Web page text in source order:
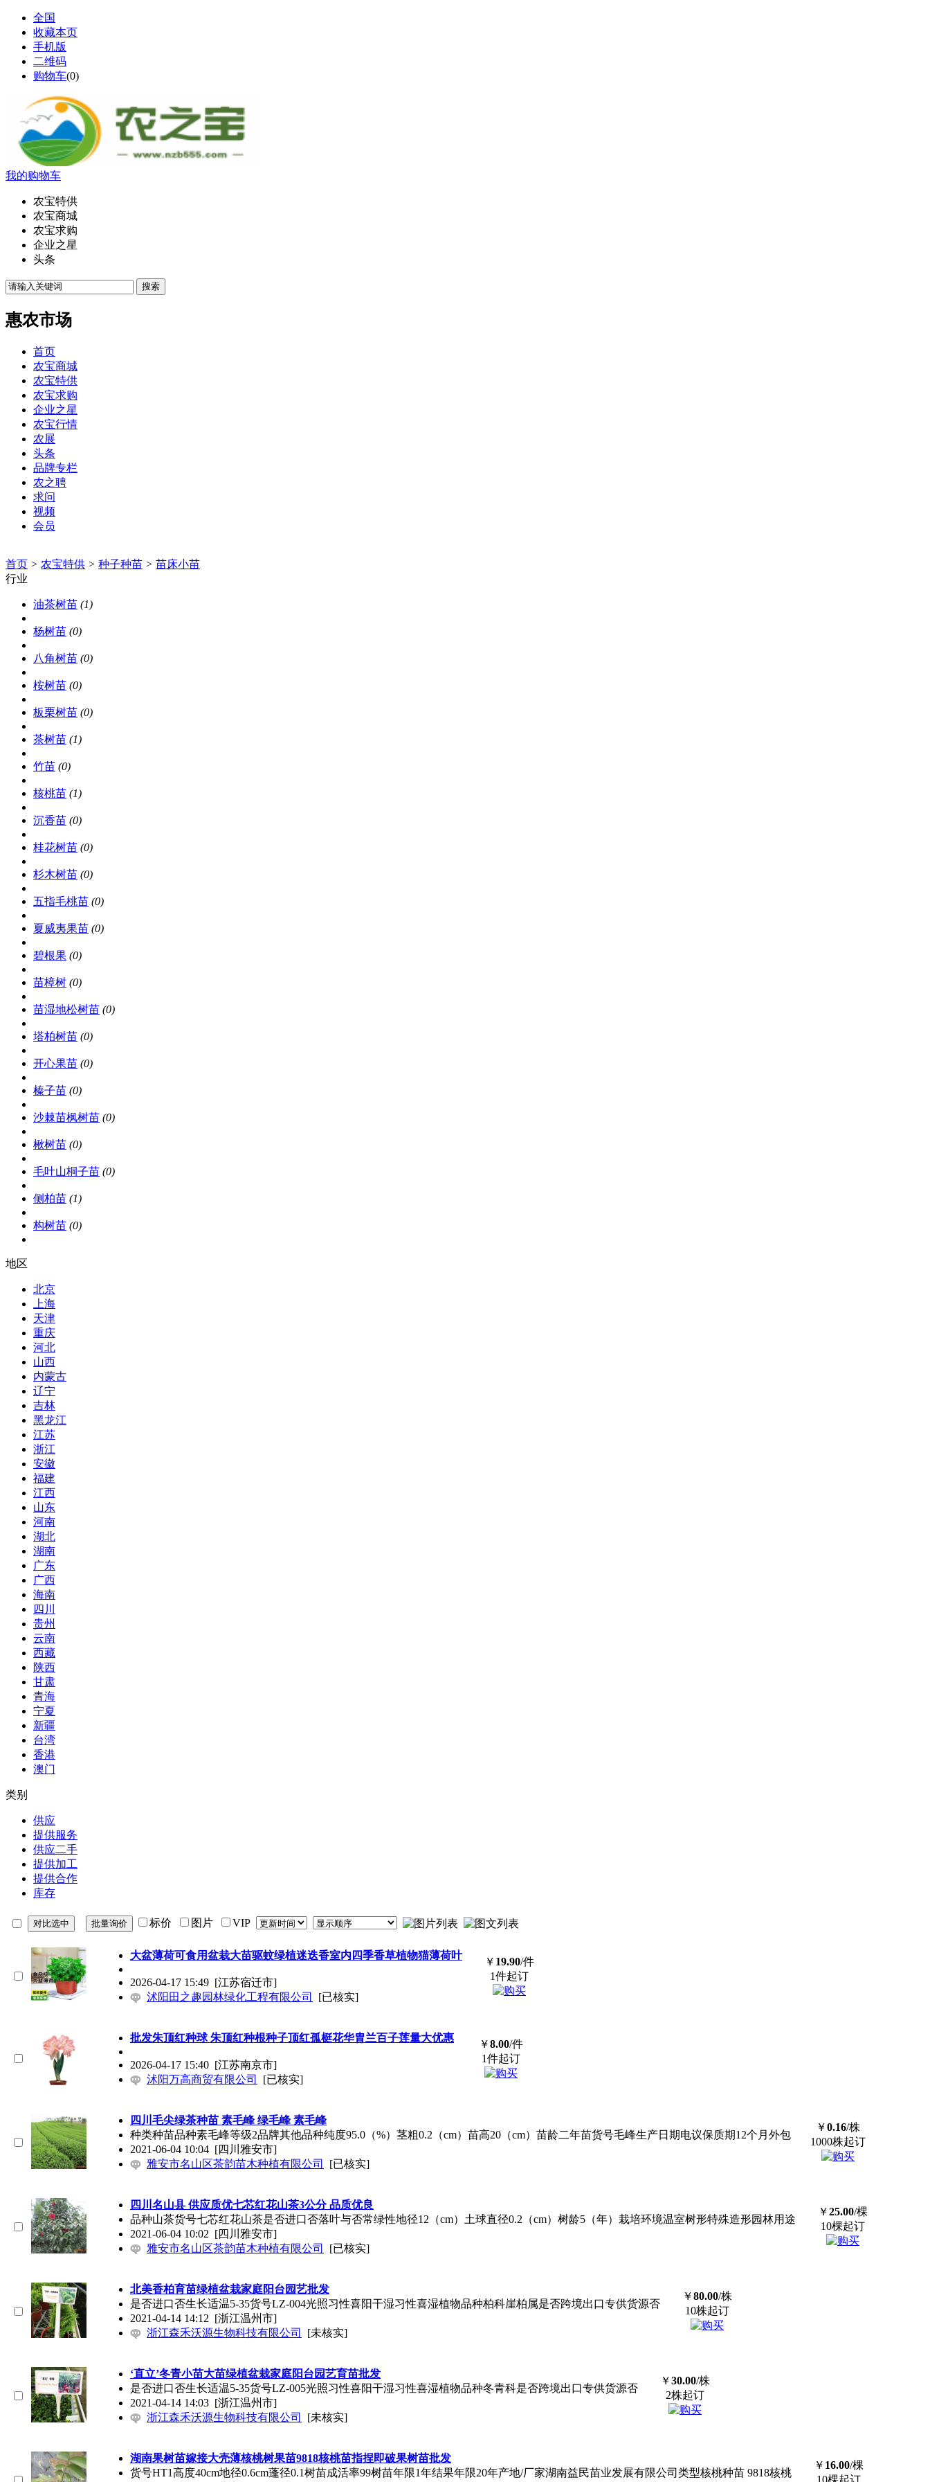
全国
收藏本页
手机版
二维码
购物车(0)
我的购物车
农宝特供
农宝商城
农宝求购
企业之星
头条
惠农市场
首页
农宝商城
农宝特供
农宝求购
企业之星
农宝行情
农展
头条
品牌专栏
农之聘
求问
视频
会员
首页 > 农宝特供 > 种子种苗 > 苗床小苗
行业
油茶树苗 (1)
杨树苗 (0)
八角树苗 (0)
桉树苗 (0)
板栗树苗 (0)
茶树苗 (1)
竹苗 (0)
核桃苗 (1)
沉香苗 (0)
桂花树苗 (0)
杉木树苗 (0)
五指毛桃苗 (0)
夏威夷果苗 (0)
碧根果 (0)
苗樟树 (0)
苗湿地松树苗 (0)
塔柏树苗 (0)
开心果苗 (0)
榛子苗 (0)
沙棘苗枫树苗 (0)
楸树苗 (0)
毛叶山桐子苗 (0)
侧柏苗 (1)
构树苗 (0)
地区
北京
上海
天津
重庆
河北
山西
内蒙古
辽宁
吉林
黑龙江
江苏
浙江
安徽
福建
江西
山东
河南
湖北
湖南
广东
广西
海南
四川
贵州
云南
西藏
陕西
甘肃
青海
宁夏
新疆
台湾
香港
澳门
类别
供应
提供服务
供应二手
提供加工
提供合作
库存
标价 图片 VIP
大盆薄荷可食用盆栽大苗驱蚊绿植迷迭香室内四季香草植物猫薄荷叶
2026-04-17 15:49 [江苏宿迁市]
沭阳田之趣园林绿化工程有限公司
[已核实]
￥ 19.90/件
1件起订
批发朱顶红种球 朱顶红种根种子顶红孤梃花华胄兰百子莲量大优惠
2026-04-17 15:40 [江苏南京市]
沭阳万高商贸有限公司
[已核实]
￥8.00/件
1件起订
四川毛尖绿茶种苗 素毛峰 绿毛峰 素毛峰
种类种苗品种素毛峰等级2品牌其他品种纯度95.0（%）茎粗0.2（cm）苗高20（cm）苗龄二年苗货号毛峰生产日期电议保质期12个月外包
2021-06-04 10:04 [四川雅安市]
雅安市名山区茶韵苗木种植有限公司
[已核实]
￥0.16/株
1000株起订
四川名山县 供应质优七芯红花山茶3公分 品质优良
品种山茶货号七芯红花山茶是否进口否落叶与否常绿性地径12（cm）土球直径0.2（cm）树龄5（年）栽培环境温室树形特殊造形园林用途
2021-06-04 10:02 [四川雅安市]
雅安市名山区茶韵苗木种植有限公司
[已核实]
￥25.00/棵
10棵起订
北美香柏育苗绿植盆栽家庭阳台园艺批发
是否进口否生长适温5-35货号LZ-004光照习性喜阳干湿习性喜湿植物品种柏科崖柏属是否跨境出口专供货源否
2021-04-14 14:12 [浙江温州市]
浙江森禾沃源生物科技有限公司
[未核实]
￥80.00/株
10株起订
‘直立’冬青小苗大苗绿植盆栽家庭阳台园艺育苗批发
是否进口否生长适温5-35货号LZ-005光照习性喜阳干湿习性喜湿植物品种冬青科是否跨境出口专供货源否
2021-04-14 14:03 [浙江温州市]
浙江森禾沃源生物科技有限公司
[未核实]
￥30.00/株
2株起订
湖南果树苗嫁接大壳薄核桃树果苗9818核桃苗指捏即破果树苗批发
货号HT1高度40cm地径0.6cm蓬径0.1树苗成活率99树苗年限1年结果年限20年产地/厂家湖南益民苗业发展有限公司类型核桃种苗 9818核桃
￥ 16.00/棵
10棵起订